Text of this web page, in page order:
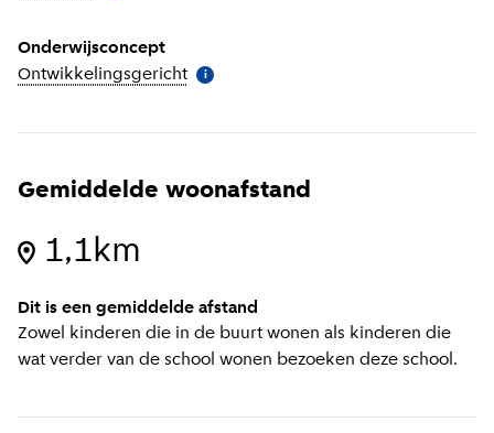
Onderwijsconcept
Ontwikkelingsgericht Meer informatie
i
Gemiddelde woonafstand
1,1km
Dit is een gemiddelde afstand
Zowel kinderen die in de buurt wonen als kinderen die
wat verder van de school wonen bezoeken deze school.